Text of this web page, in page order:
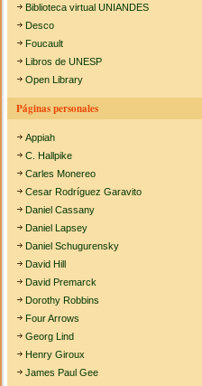
Biblioteca virtual UNIANDES
Desco
Foucault
Libros de UNESP
Open Library
Páginas personales
Appiah
C. Hallpike
Carles Monereo
Cesar Rodríguez Garavito
Daniel Cassany
Daniel Lapsey
Daniel Schugurensky
David Hill
David Premarck
Dorothy Robbins
Four Arrows
Georg Lind
Henry Giroux
James Paul Gee